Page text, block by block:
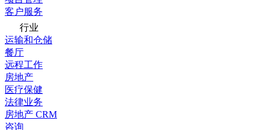
客户服务
行业
运输和仓储
餐厅
远程工作
房地产
医疗保健
法律业务
房地产 CRM
咨询